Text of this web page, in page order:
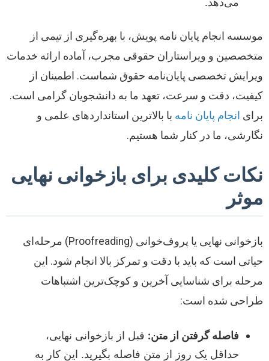
موسسه انجام پایان نامه پویش، با بهره‌گیری از تیمی از
متخصصین و ویراستاران حقوقی مجرب، آماده ارائه خدمات
ویرایش تخصصی پایان‌نامه حقوق شماست. اطمینان از
کیفیت، دقت و سرعت، تعهد ما به دانشجویان گرامی است.
برای انجام پایان نامه با بالاترین استانداردهای علمی و
نگارشی، ما در کنار شما هستیم.
نکات کلیدی برای بازخوانی نهایی
موثر
بازخوانی نهایی یا پروف‌خوانی (Proofreading) مرحله‌ای
حیاتی است که باید با دقت و تمرکز بالا انجام شود. این
مرحله برای شناسایی آخرین و کوچک‌ترین اشتباهات
طراحی شده است:
فاصله گرفتن از متن: قبل از بازخوانی نهایی،
حداقل یک روز از متن فاصله بگیرید. این کار به